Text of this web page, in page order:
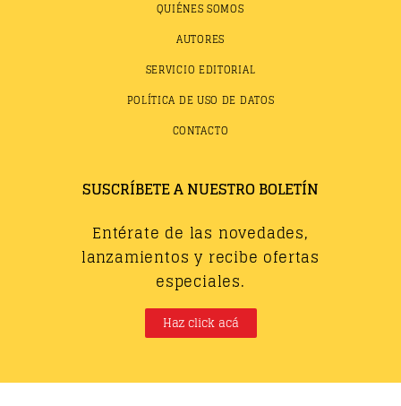
QUIÉNES SOMOS
AUTORES
SERVICIO EDITORIAL
POLÍTICA DE USO DE DATOS
CONTACTO
SUSCRÍBETE A NUESTRO BOLETÍN
Entérate de las novedades,
lanzamientos y recibe ofertas
especiales.
Haz click acá